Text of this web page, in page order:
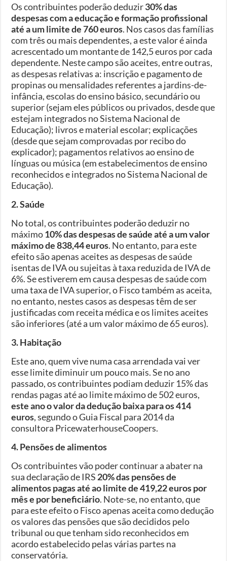
Os contribuintes poderão deduzir30% das
despesas com a educação e formação profissional
até a um limite de 760 euros. Nos casos das famílias
com três ou mais dependentes, a este valor é ainda
acrescentado um montante de 142,5 euros por cada
dependente. Neste campo são aceites, entre outras,
as despesas relativas a: inscrição e pagamento de
propinas ou mensalidades referentes a jardins-de-
infância, escolas do ensino básico, secundário ou
superior (sejam eles públicos ou privados, desde que
estejam integrados no Sistema Nacional de
Educação); livros e material escolar; explicações
(desde que sejam comprovadas por recibo do
explicador); pagamentos relativos ao ensino de
línguas ou música (em estabelecimentos de ensino
reconhecidos e integrados no Sistema Nacional de
Educação).
2. Saúde
No total, os contribuintes poderão deduzir no
máximo10% das despesas de saúde até a um valor
máximo de 838,44 euros. No entanto, para este
efeito são apenas aceites as despesas de saúde
isentas de IVA ou sujeitas à taxa reduzida de IVA de
6%. Se estiverem em causa despesas de saúde com
uma taxa de IVA superior, o Fisco também as aceita,
no entanto, nestes casos as despesas têm de ser
justificadas com receita médica e os limites aceites
são inferiores (até a um valor máximo de 65 euros).
3. Habitação
Este ano, quem vive numa casa arrendada vai ver
esse limite diminuir um pouco mais. Se no ano
passado, os contribuintes podiam deduzir 15% das
rendas pagas até ao limite máximo de 502 euros,
este ano o valor da dedução baixa para os 414
euros, segundo o Guia Fiscal para 2014 da
consultora PricewaterhouseCoopers.
4. Pensões de alimentos
Os contribuintes vão poder continuar a abater na
sua declaração de IRS 20% das pensões de
alimentos pagas até ao limite de 419,22 euros por
mês e por beneficiário. Note-se, no entanto, que
para este efeito o Fisco apenas aceita como dedução
os valores das pensões que são decididos pelo
tribunal ou que tenham sido reconhecidos em
acordo estabelecido pelas várias partes na
conservatória.